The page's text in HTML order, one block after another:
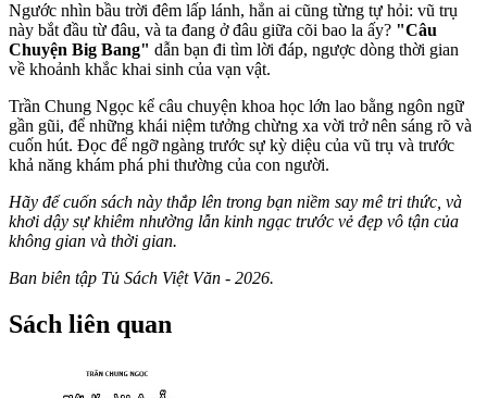
Ngước nhìn bầu trời đêm lấp lánh, hẳn ai cũng từng tự hỏi: vũ trụ
này bắt đầu từ đâu, và ta đang ở đâu giữa cõi bao la ấy? "Câu
Chuyện Big Bang" dẫn bạn đi tìm lời đáp, ngược dòng thời gian
về khoảnh khắc khai sinh của vạn vật.
Trần Chung Ngọc kể câu chuyện khoa học lớn lao bằng ngôn ngữ
gần gũi, để những khái niệm tưởng chừng xa vời trở nên sáng rõ và
cuốn hút. Đọc để ngỡ ngàng trước sự kỳ diệu của vũ trụ và trước
khả năng khám phá phi thường của con người.
Hãy để cuốn sách này thắp lên trong bạn niềm say mê tri thức, và
khơi dậy sự khiêm nhường lẫn kinh ngạc trước vẻ đẹp vô tận của
không gian và thời gian.
Ban biên tập Tủ Sách Việt Văn - 2026.
Sách liên quan